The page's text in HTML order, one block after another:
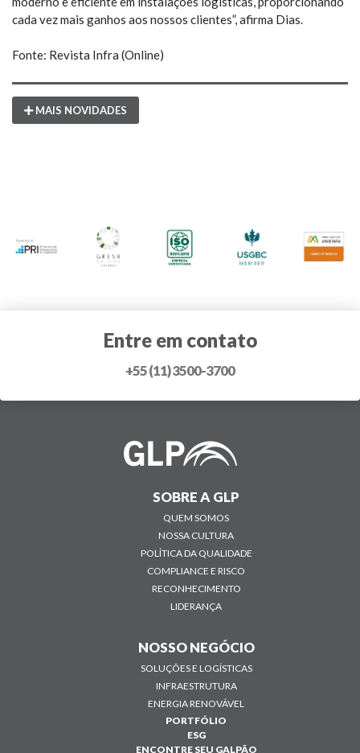
cada vez mais ganhos aos nossos clientes”, afirma Dias.
Fonte: Revista Infra (Online)
MAIS NOVIDADES
Entre em contato
+55 (11) 3500-3700
SOBRE A GLP
QUEM SOMOS
NOSSA CULTURA
POLÍTICA DA QUALIDADE
COMPLIANCE E RISCO
RECONHECIMENTO
LIDERANÇA
NOSSO NEGÓCIO
SOLUÇÕES E LOGÍSTICAS
INFRAESTRUTURA
ENERGIA RENOVÁVEL
PORTFÓLIO
ESG
ENCONTRE SEU GALPÃO